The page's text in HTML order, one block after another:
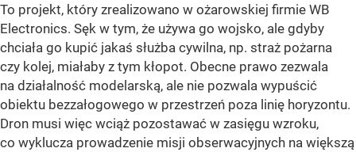
To projekt, który zrealizowano w ożarowskiej firmie WB
Electronics. Sęk w tym, że używa go wojsko, ale gdyby
chciała go kupić jakaś służba cywilna, np. straż pożarna
czy kolej, miałaby z tym kłopot. Obecne prawo zezwala
na działalność modelarską, ale nie pozwala wypuścić
obiektu bezzałogowego w przestrzeń poza linię horyzontu.
Dron musi więc wciąż pozostawać w zasięgu wzroku,
co wyklucza prowadzenie misji obserwacyjnych na większą